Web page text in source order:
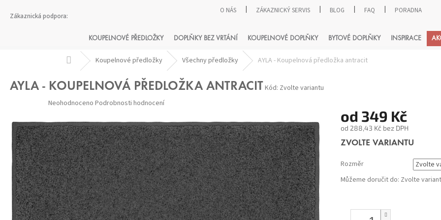
O NÁS ZÁKAZNICKÝ SERVIS BLOG FAQ PORADNA
HLEDAT
KOUPELNOVÉ PŘEDLOŽKY DOPLŇKY BEZ VRTÁNÍ KOUPELNOVÉ DOPLŇKY BYTOVÉ DOPLŇKY INSPIRACE
Domů Koupelnové předložky Všechny předložky AYLA - Koupelnová předložka antracit
AYLA - KOUPELNOVÁ PŘEDLOŽKA ANTRACIT Kód: Zvolte variantu
Průměrné
hodnocení
je
0,0
z 5
hvězdiček.
Neohodnoceno Podrobnosti hodnocení
od 349 Kč
od 288,43 Kč bez DPH
Měrná
ZVOLTE VARIANTU
Rozměr
Můžeme doručit do: Zvolte